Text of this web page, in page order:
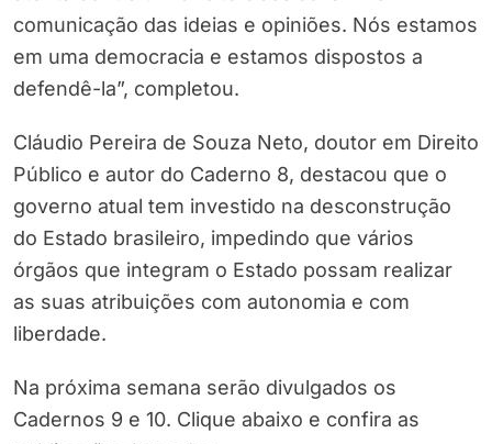
comunicação das ideias e opiniões. Nós estamos
em uma democracia e estamos dispostos a
defendê-la”, completou.
Cláudio Pereira de Souza Neto, doutor em Direito
Público e autor do Caderno 8, destacou que o
governo atual tem investido na desconstrução
do Estado brasileiro, impedindo que vários
órgãos que integram o Estado possam realizar
as suas atribuições com autonomia e com
liberdade.
Na próxima semana serão divulgados os
Cadernos 9 e 10. Clique abaixo e confira as